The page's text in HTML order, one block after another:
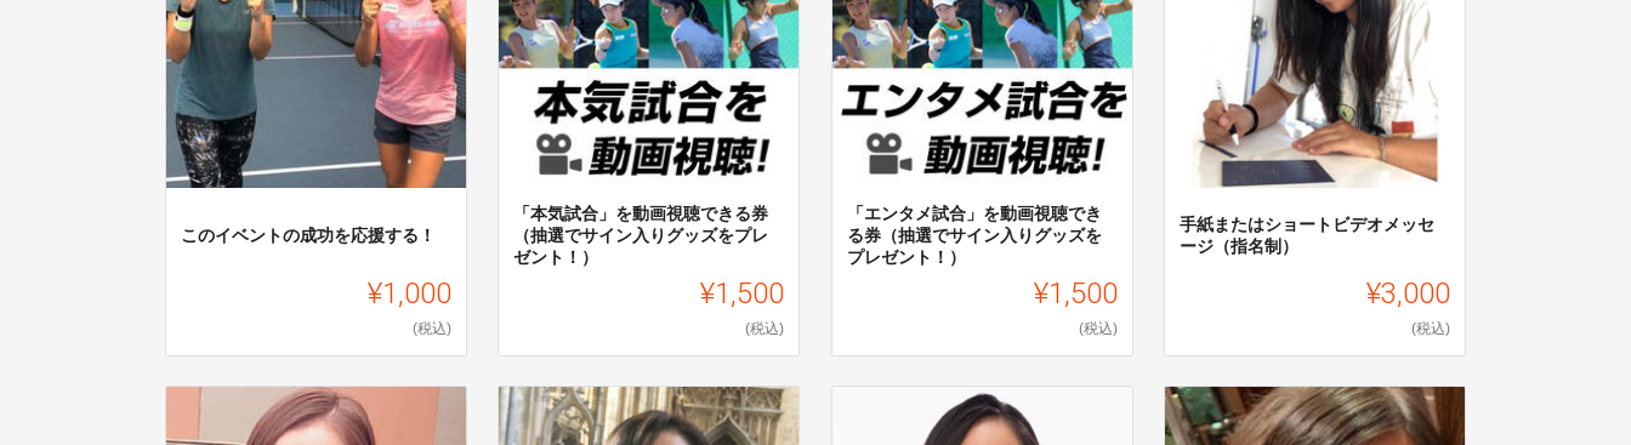
このイベントの成功を応援する！
¥1,000
(税込)
「本気試合」を動画視聴できる券
（抽選でサイン入りグッズをプレ
ゼント！）
¥1,500
(税込)
「エンタメ試合」を動画視聴でき
る券（抽選でサイン入りグッズを
プレゼント！）
¥1,500
(税込)
⼿紙またはショートビデオメッセ
ージ（指名制）
¥3,000
(税込)